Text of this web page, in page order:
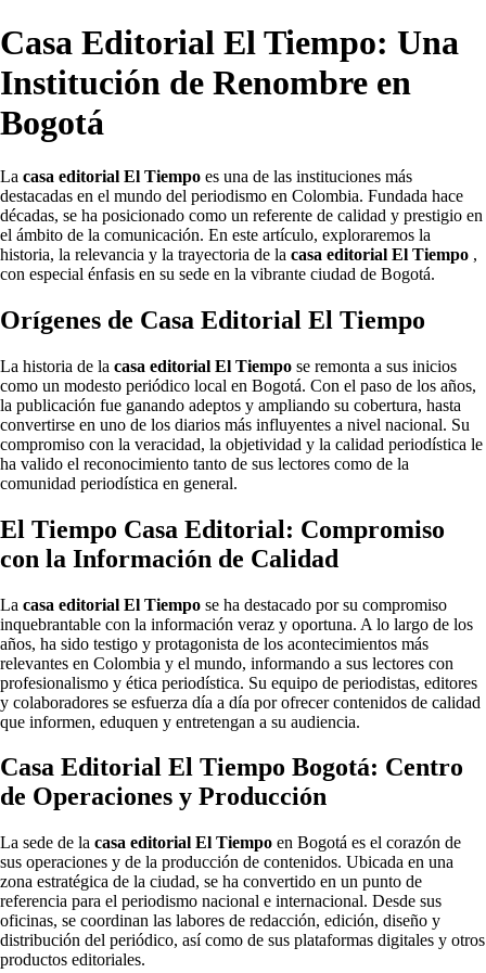
Casa Editorial El Tiempo: Una
Institución de Renombre en
Bogotá
La casa editorial El Tiempo es una de las instituciones más
destacadas en el mundo del periodismo en Colombia. Fundada hace
décadas, se ha posicionado como un referente de calidad y prestigio en
el ámbito de la comunicación. En este artículo, exploraremos la
historia, la relevancia y la trayectoria de la casa editorial El Tiempo ,
con especial énfasis en su sede en la vibrante ciudad de Bogotá.
Orígenes de Casa Editorial El Tiempo
La historia de la casa editorial El Tiempo se remonta a sus inicios
como un modesto periódico local en Bogotá. Con el paso de los años,
la publicación fue ganando adeptos y ampliando su cobertura, hasta
convertirse en uno de los diarios más influyentes a nivel nacional. Su
compromiso con la veracidad, la objetividad y la calidad periodística le
ha valido el reconocimiento tanto de sus lectores como de la
comunidad periodística en general.
El Tiempo Casa Editorial: Compromiso
con la Información de Calidad
La casa editorial El Tiempo se ha destacado por su compromiso
inquebrantable con la información veraz y oportuna. A lo largo de los
años, ha sido testigo y protagonista de los acontecimientos más
relevantes en Colombia y el mundo, informando a sus lectores con
profesionalismo y ética periodística. Su equipo de periodistas, editores
y colaboradores se esfuerza día a día por ofrecer contenidos de calidad
que informen, eduquen y entretengan a su audiencia.
Casa Editorial El Tiempo Bogotá: Centro
de Operaciones y Producción
La sede de la casa editorial El Tiempo en Bogotá es el corazón de
sus operaciones y de la producción de contenidos. Ubicada en una
zona estratégica de la ciudad, se ha convertido en un punto de
referencia para el periodismo nacional e internacional. Desde sus
oficinas, se coordinan las labores de redacción, edición, diseño y
distribución del periódico, así como de sus plataformas digitales y otros
productos editoriales.